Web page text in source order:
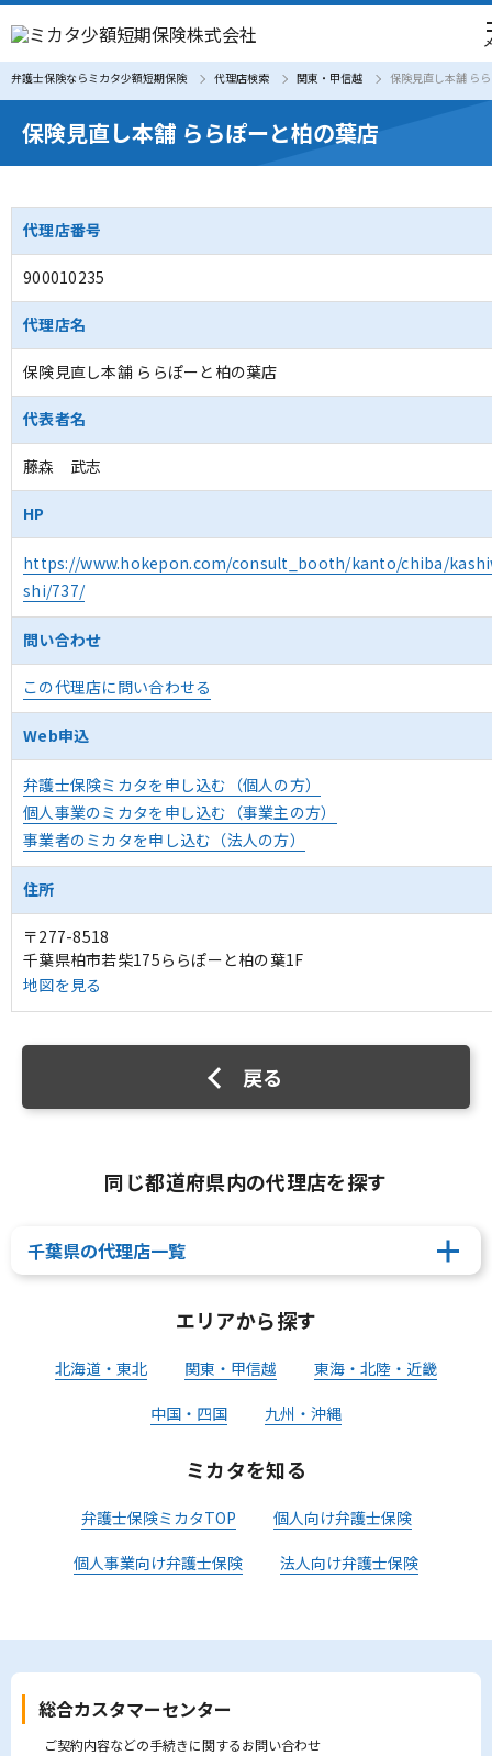
弁護士保険ならミカタ少額短期保険 代理店検索 関東・甲信越 保険見直し本舗 ら
保険見直し本舗 ららぽーと柏の葉店
代理店番号
900010235
代理店名
保険見直し本舗 ららぽーと柏の葉店
代表者名
藤森 武志
HP
https://www.hokepon.com/consult_booth/kanto/chiba/
shi/737/
問い合わせ
この代理店に問い合わせる
Web申込
弁護士保険ミカタを申し込む（個人の方）
個人事業のミカタを申し込む（事業主の方）
事業者のミカタを申し込む（法人の方）
住所
〒277-8518
千葉県柏市若柴175ららぽーと柏の葉1F
地図を見る
戻る
同じ都道府県内の代理店を探す
千葉県の代理店一覧
エリアから探す
北海道・東北 関東・甲信越 東海・北陸・近畿
中国・四国 九州・沖縄
ミカタを知る
弁護士保険ミカタTOP 個人向け弁護士保険
個人事業向け弁護士保険 法人向け弁護士保険
総合カスタマーセンター
ご契約内容などの手続きに関するお問い合わせ